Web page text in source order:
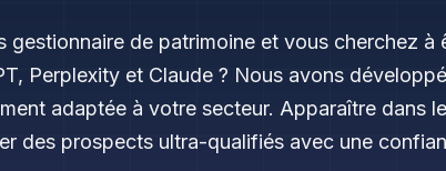
gestionnaire de patrimoine et vous cherchez à
Perplexity et Claude ? Nous avons
adaptée à votre secteur. Apparaître dans
des prospects ultra-qualifiés avec une